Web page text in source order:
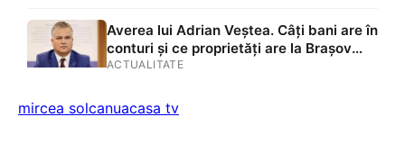
Averea lui Adrian Veștea. Câți bani are în
conturi și ce proprietăți are la Brașov
premierul desemnat de Nicușor Dan
ACTUALITATE
mircea solcanuacasa tv